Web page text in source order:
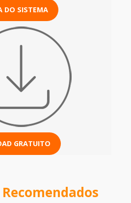
DO SISTEMA
GRATUITO